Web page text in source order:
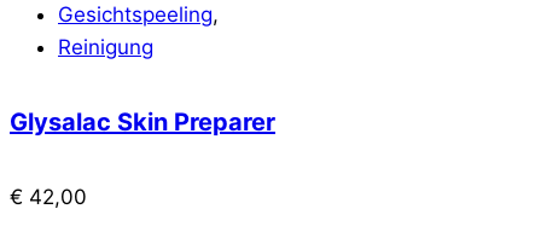
Gesichtspeeling,
Reinigung
Glysalac Skin Preparer
€ 42,00